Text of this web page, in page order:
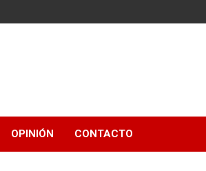
OPINIÓN CONTACTO